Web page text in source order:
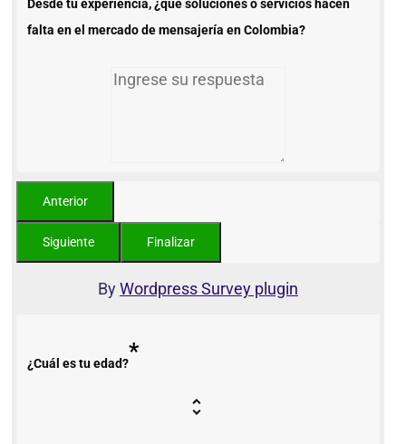
Desde tu experiencia, ¿qué soluciones o servicios hacen
falta en el mercado de mensajería en Colombia?
ByWordpress Survey plugin
¿Cuál es tu edad?*